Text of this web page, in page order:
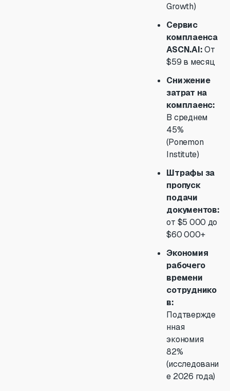
Growth)
Сервис
комплаенса
ASCN.AI:От
$59 в месяц
Снижение
затрат на
комплаенс:
В среднем
45%
(Ponemon
Institute)
Штрафы за
пропуск
подачи
документов:
от $5 000 до
$60 000+
Экономия
рабочего
времени
сотруднико
в:
Подтвержде
нная
экономия
82%
(исследовани
е 2026 года)